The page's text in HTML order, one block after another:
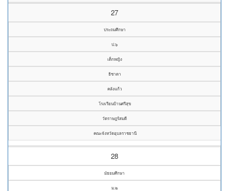
27
ประถมศึกษา
ป.๖
เด็กหญิง
ธิชาดา
คลังแก้ว
โรงเรียนบ้านศรีสุข
วัดราษฎร์สมดี
คณะจังหวัดอุบลราชธานี
28
มัธยมศึกษา
ม.๒